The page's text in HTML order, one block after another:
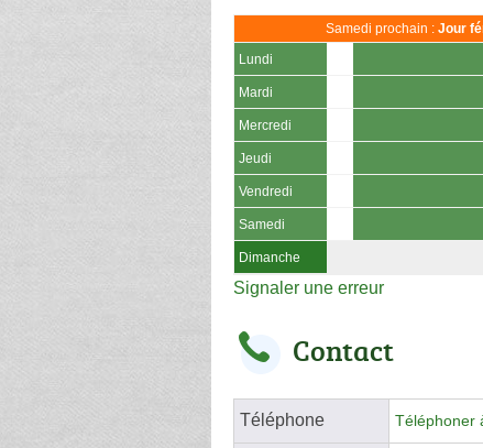
Samedi prochain : Jour
Lundi
Mardi
Mercredi
Jeudi
Vendredi
Samedi
Dimanche
Signaler une erreur
Contact
Téléphone Téléphoner